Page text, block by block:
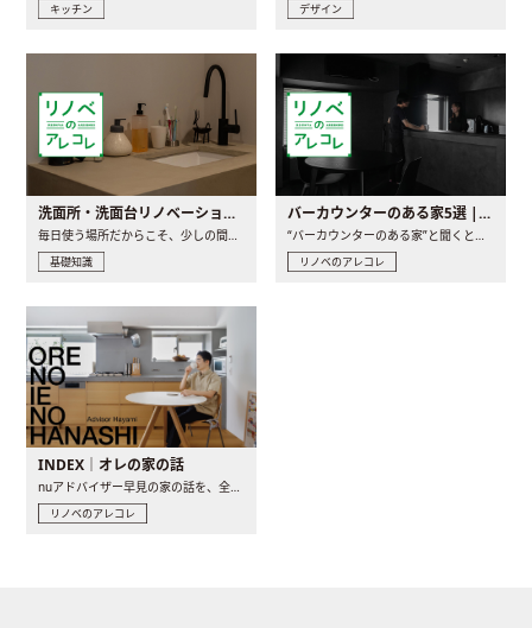
キッチン デザイン
洗面所・洗面台リノベーションの事例と間取りアイデア
基礎知識
バーカウンターのある家5選 | 日常に馴染む“距離の近い”キッチンとは
リノベのアレコレ
INDEX｜オレの家の話
nuアドバイザー早見の家の話を、全4話でお届け。リノベーションを..
リノベのアレコレ